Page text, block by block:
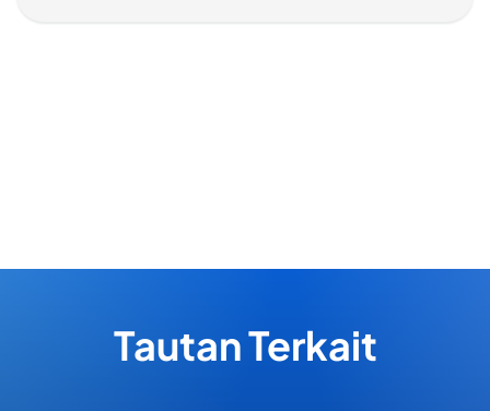
Tautan Terkait